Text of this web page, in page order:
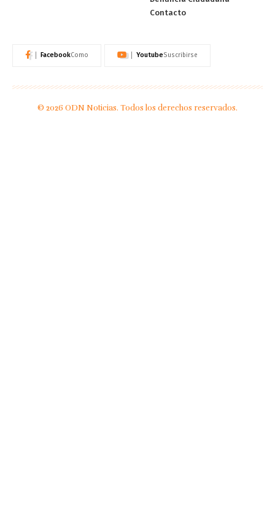
Contacto
FacebookComo YoutubeSuscribirse
© 2026 ODN Noticias. Todos los derechos reservados.